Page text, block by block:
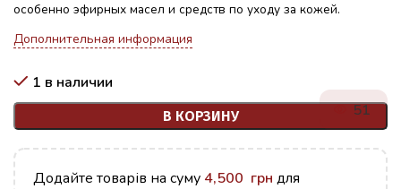
особенно эфирных масел и средств по уходу за кожей.
Дополнительная информация
1 в наличии
В КОРЗИНУ 51
Додайте товарів на суму 4,500 грн для